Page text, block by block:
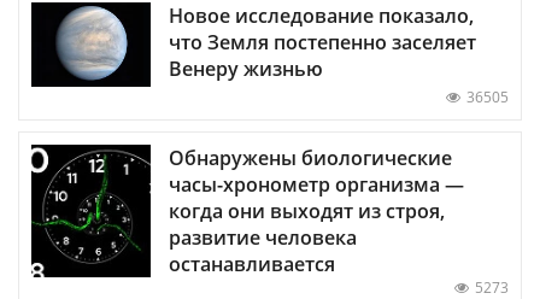
Новое исследование показало,
что Земля постепенно заселяет
Венеру жизнью
36505
Обнаружены биологические
часы-хронометр организма —
когда они выходят из строя,
развитие человека
останавливается
5273